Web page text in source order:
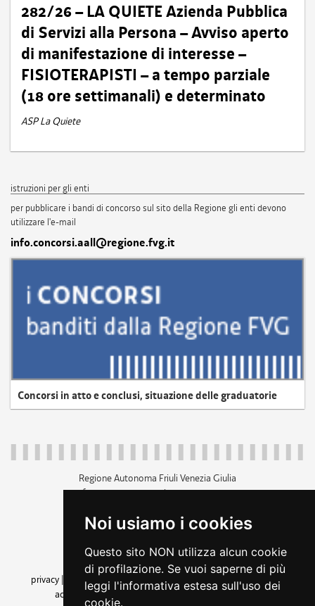
Noi usiamo i cookies
Questo sito NON utilizza alcun cookie
di profilazione. Se vuoi saperne di più
leggi l'informativa estesa sull'uso dei
cookie.
282/26 – LA QUIETE Azienda Pubblica
di Servizi alla Persona – Avviso aperto
di manifestazione di interesse –
FISIOTERAPISTI – a tempo parziale
(18 ore settimanali) e determinato
ASP La Quiete
istruzioni per gli enti
per pubblicare i bandi di concorso sul sito della Regione gli enti devono
utilizzare l'e-mail
info.concorsi.aall@regione.fvg.it
Concorsi in atto e conclusi, situazione delle graduatorie
Regione Autonoma Friuli Venezia Giulia
c.f. 80014930327; p.iva 00526040324
+39 040 3771111
amministrazione trasparente
privacy
cookie |note legali accessibilità
dichiarazione di
accessibilità| feedback cambio preferenze cookie